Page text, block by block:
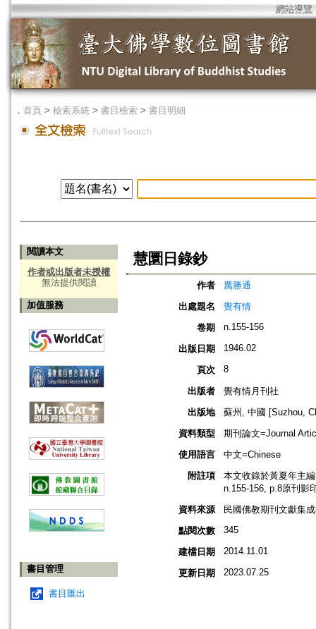
網站導覽
． 首頁 > 檢索系統 > 書目檢索 > 書目明細
閱讀本文
作者或出版者未授權
無法提供閱讀
加值服務
書目管理
書目匯出
慧圜日錄鈔
作者
厲勝通
出處題名
覺有情
卷期
n.155-156
出版日期 1946.02
頁次 8
出版者
覺有情月刊社
出版地
蘇州, 中國 [Suzhou,
資料類型
期刊論文=Journal
使用語言
中文=Chinese
附註項
本文收錄於黃夏年主
n.155-156, p.8原刊影
資料來源
民國佛教期刊文獻集
點閱次數
345
建檔日期 2014.11.01
更新日期 2023.07.25